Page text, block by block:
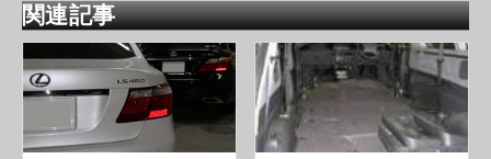
関連記事